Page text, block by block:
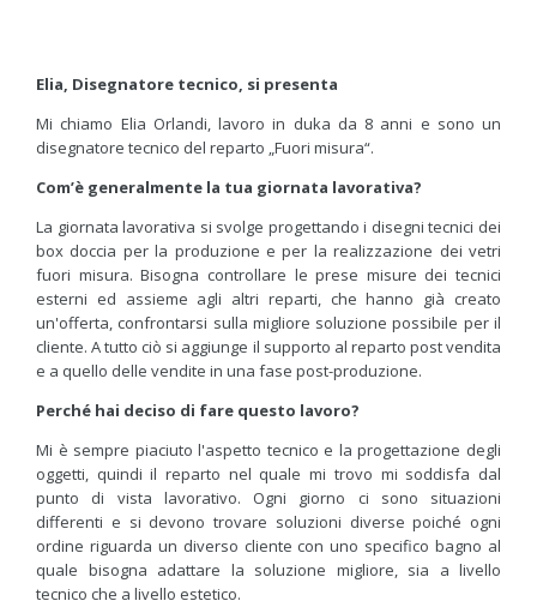
Elia, Disegnatore tecnico, si presenta
Mi chiamo Elia Orlandi, lavoro in duka da 8 anni e sono un
disegnatore tecnico del reparto „Fuori misura“.
Com’è generalmente la tua giornata lavorativa?
La giornata lavorativa si svolge progettando i disegni tecnici dei
box doccia per la produzione e per la realizzazione dei vetri
fuori misura. Bisogna controllare le prese misure dei tecnici
esterni ed assieme agli altri reparti, che hanno già creato
un'offerta, confrontarsi sulla migliore soluzione possibile per il
cliente. A tutto ciò si aggiunge il supporto al reparto post vendita
e a quello delle vendite in una fase post-produzione.
Perché hai deciso di fare questo lavoro?
Mi è sempre piaciuto l'aspetto tecnico e la progettazione degli
oggetti, quindi il reparto nel quale mi trovo mi soddisfa dal
punto di vista lavorativo. Ogni giorno ci sono situazioni
differenti e si devono trovare soluzioni diverse poiché ogni
ordine riguarda un diverso cliente con uno specifico bagno al
quale bisogna adattare la soluzione migliore, sia a livello
tecnico che a livello estetico.